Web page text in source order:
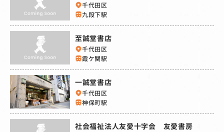
千代田区
九段下駅
至誠堂書店
千代田区
霞ケ関駅
一誠堂書店
千代田区
神保町駅
社会福祉法人友愛十字会 友愛書房